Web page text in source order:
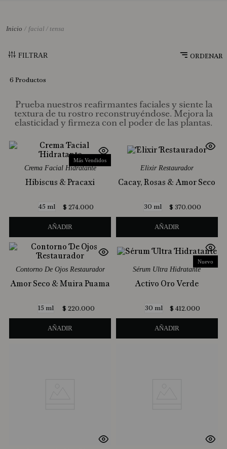
facial / tensa
FILTRAR
6 Productos
Prueba nuestros reafirmantes faciales y siente la
textura de tu rostro reconstruyéndose. Mejora la
elasticidad y firmeza con el poder de las plantas.
Más Vendidos
Crema Facial Hidratante
Hibiscus & Pracaxi
45 ml $ 274.000
AÑADIR
Elixir Restaurador
Cacay, Rosas & Amor Seco
30 ml $ 370.000
AÑADIR
Contorno De Ojos Restaurador
Amor Seco & Muira Puama
15 ml $ 220.000
AÑADIR
Nuevo
Nuevo
Sérum Ultra Hidratante
Activo Oro Verde
30 ml $ 412.000
AÑADIR